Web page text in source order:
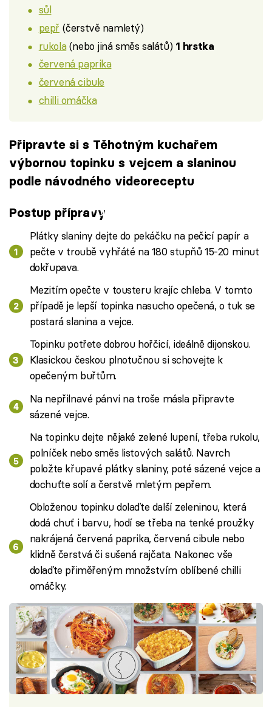
sůl
pepř (čerstvě namletý)
rukola(nebo jiná směs salátů) 1 hrstka
červená paprika
červená cibule
chilli omáčka
Připravte si s Těhotným kuchařem
výbornou topinku s vejcem a slaninou
podle návodného videoreceptu
Failed to fetch
Postup přípravy
Plátky slaniny dejte do pekáčku na pečicí papír a
pečte v troubě vyhřáté na 180 stupňů 15-20 minut
dokřupava.
Mezitím opečte v tousteru krajíc chleba. V tomto
případě je lepší topinka nasucho opečená, o tuk se
postará slanina a vejce.
Topinku potřete dobrou hořčicí, ideálně dijonskou.
Klasickou českou plnotučnou si schovejte k
opečeným buřtům.
Na nepřilnavé pánvi na troše másla připravte
sázené vejce.
Na topinku dejte nějaké zelené lupení, třeba rukolu,
polníček nebo směs listových salátů. Navrch
položte křupavé plátky slaniny, poté sázené vejce a
dochuťte solí a čerstvě mletým pepřem.
Obloženou topinku dolaďte další zeleninou, která
dodá chuť i barvu, hodí se třeba na tenké proužky
nakrájená červená paprika, červená cibule nebo
klidně čerstvá či sušená rajčata. Nakonec vše
dolaďte přiměřeným množstvím oblíbené chilli
omáčky.